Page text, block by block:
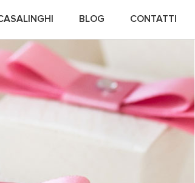
ANNIVERSARI
BLOG CONTATTI